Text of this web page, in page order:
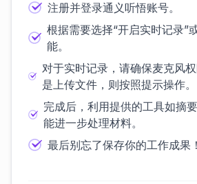
注册并登录通义听悟账号。
根据需要选择“开启实时记录”
能。
对于实时记录，请确保麦克风
是上传文件，则按照提示操作。
完成后，利用提供的工具如摘
能进一步处理材料。
最后别忘了保存你的工作成果！